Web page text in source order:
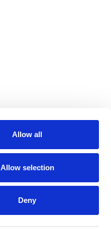
Allow all
Allow selection
Deny